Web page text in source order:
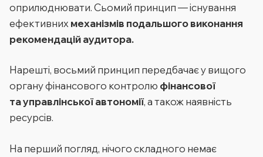
оприлюднювати. Сьомий принцип — існування
ефективних механізмів подальшого виконання
рекомендацій аудитора.
Нарешті, восьмий принцип передбачає у вищого
органу фінансового контролю фінансової
та управлінської автономії, а також наявність
ресурсів.
На перший погляд, нічого складного немає